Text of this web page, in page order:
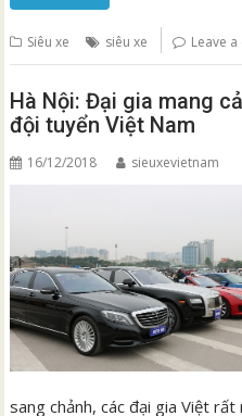
Siêu xe siêu xe Leave
Hà Nội: Đại gia mang
đội tuyển Việt Nam
16/12/2018 sieuxevietnam
sang chảnh, các đại gia Việt